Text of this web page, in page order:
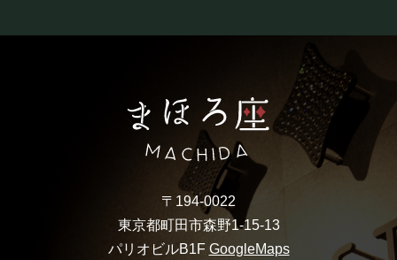
〒194-0022
東京都町田市森野1-15-13
パリオビルB1F GoogleMaps